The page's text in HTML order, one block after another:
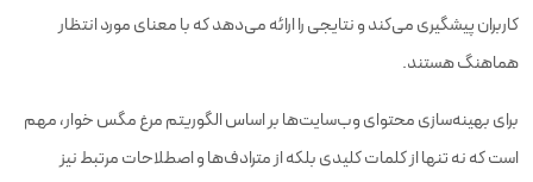
کاربران پیشگیری می‌کند و نتایجی را ارائه می‌دهد که با معنای مورد انتظار
هماهنگ هستند.
برای بهینه‌سازی محتوای وب‌سایت‌ها بر اساس الگوریتم مرغ مگس خوار، مهم
است که نه تنها از کلمات کلیدی بلکه از مترادف‌ها و اصطلاحات مرتبط نیز